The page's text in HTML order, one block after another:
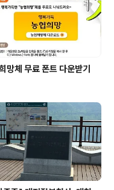
가 마냥
망체 무료 폰트 다운받기